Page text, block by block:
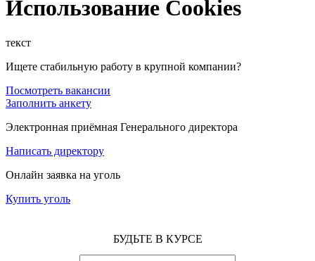
Использование Cookies
текст
Ищете стабильную работу в крупной компании?
Посмотреть вакансии
Заполнить анкету
Электронная приёмная Генерального директора
Написать директору
Онлайн заявка на уголь
Купить уголь
БУДЬТЕ В КУРСЕ